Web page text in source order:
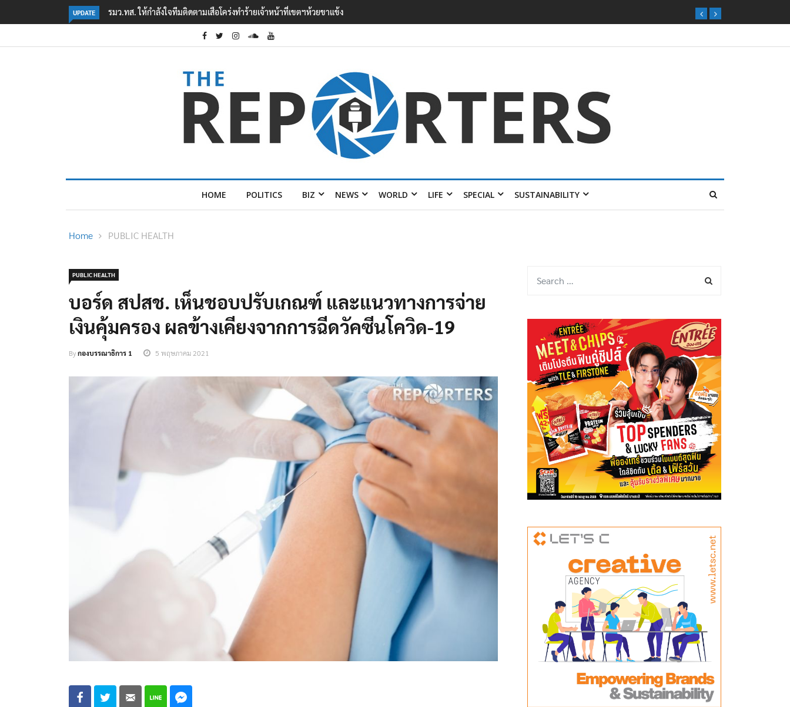
UPDATE
ำร้ายเจ้าหน้าที่เขตฯห้วยขาแข้ง‘ภาคประชาสังคม’ รวมตัวคัดค้าน ‘มิน ออง ไลง์’ เยือนไทย ขึงป้าย ‘ไม่
ต้อนรับอาชญากร’
HOME POLITICS BIZ NEWS WORLD LIFE SPECIAL SUSTAINABILITY
Home PUBLIC HEALTH
PUBLIC HEALTH
บอร์ด สปสช. เห็นชอบปรับเกณฑ์ และแนวทางการจ่าย
เงินคุ้มครอง ผลข้างเคียงจากการฉีดวัคซีนโควิด-19
Byกองบรรณาธิการ 1 5 พฤษภาคม 2021